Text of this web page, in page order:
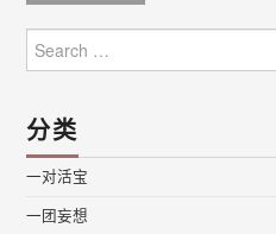
for:
分类
一对活宝
一团妄想